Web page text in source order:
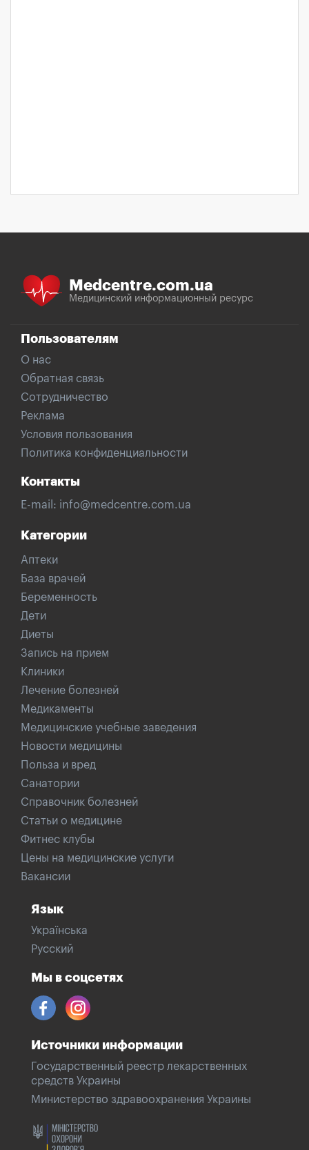
Medcentre.com.ua
Медицинский информационный ресурс
Пользователям
О нас
Обратная связь
Сотрудничество
Реклама
Условия пользования
Политика конфиденциальности
Контакты
E-mail: info@medcentre.com.ua
Категории
Аптеки
База врачей
Беременность
Дети
Диеты
Запись на прием
Клиники
Лечение болезней
Медикаменты
Медицинские учебные заведения
Новости медицины
Польза и вред
Санатории
Справочник болезней
Статьи о медицине
Фитнес клубы
Цены на медицинские услуги
Вакансии
Язык
Українська
Русский
Мы в соцсетях
Источники информации
Государственный реестр лекарственных
средств Украины
Министерство здравоохранения Украины